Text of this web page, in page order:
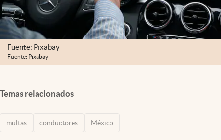
Fuente: Pixabay
Fuente: Pixabay
Temas relacionados
multas conductores México